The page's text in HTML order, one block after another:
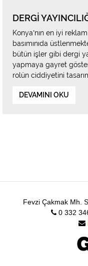
DERGI
Konya’nın en iyi
basımınıda
bütün işler gibi dergi
yapmaya gayret
rolün ciddiyetini
DEVAMINI OKU
Fevzi Çakmak Mh.
0 332